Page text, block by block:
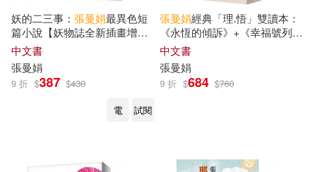
妖的二三事： 張曼娟最異色短
篇小說【妖物誌全新插畫增訂
版】(親筆簽名版)
中文書
張曼娟
9 折 $387 $430
電
試閱
張曼娟經典「理.悟」雙讀本：
《永恆的傾訴》+《幸福號列車
2.0 》【首刷限量親簽套書】
中文書
張曼娟
9 折 $684 $760